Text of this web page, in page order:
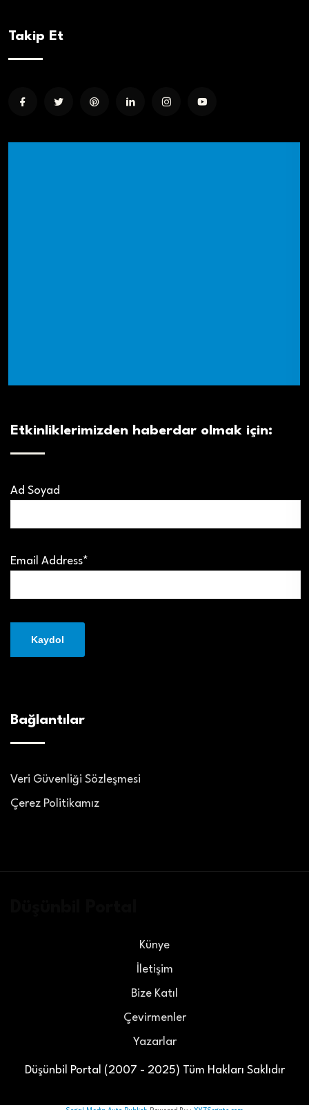
Takip Et
Etkinliklerimizden haberdar olmak için:
Ad Soyad
Email Address*
Bağlantılar
Veri Güvenliği Sözleşmesi
Çerez Politikamız
Düşünbil Portal (2007 - 2025) Tüm Hakları Saklıdır
Künye
İletişim
Bize Katıl
Çevirmenler
Yazarlar